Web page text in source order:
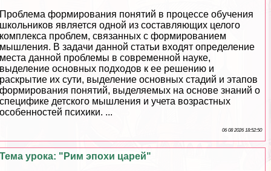
Проблема формирования понятий в процессе обучения
школьников является одной из составляющих целого
комплекса проблем, связанных с формированием
мышления. В задачи данной статьи входят определение
места данной проблемы в современной науке,
выделение основных подходов к ее решению и
раскрытие их сути, выделение основных стадий и этапов
формирования понятий, выделяемых на основе знаний о
специфике детского мышления и учета возрастных
особенностей психики. ...
06 08 2026 18:52:50
Тема урока: "Рим эпохи царей"